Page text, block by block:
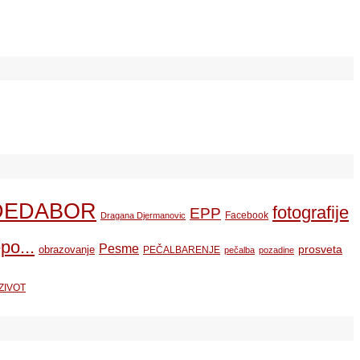
Dragana Djermanovic EPP Facebook fotografije
obrazovanje Pesme PEČALBARENJE pečalba pozadine prosveta